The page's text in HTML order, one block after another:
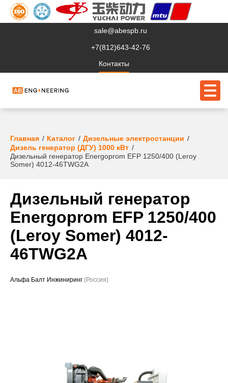
sale@abespb.ru
+7(812)643-42-76
Контакты
О компании
Клиентам
Сервис
Судовое ЭО
Проекты
Главная Каталог
Дизельные электростанции
Дизель генератор (ДГУ) 1000 кВт
Дизельный генератор Energoprom EFP 1250/400 (Leroy
Somer) 4012-46TWG2A
Дизельный генератор
Energoprom EFP 1250/400
(Leroy Somer) 4012-
46TWG2A
Альфа Балт Инжиниринг (Россия)